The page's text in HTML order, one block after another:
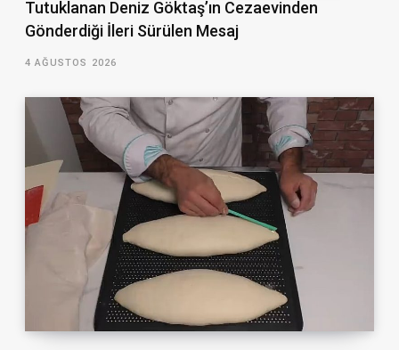
Tutuklanan Deniz Göktaş’ın Cezaevinden
Gönderdiği İleri Sürülen Mesaj
4 AĞUSTOS 2026